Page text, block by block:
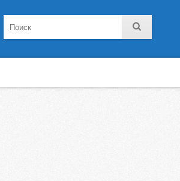
Odnoklassniki